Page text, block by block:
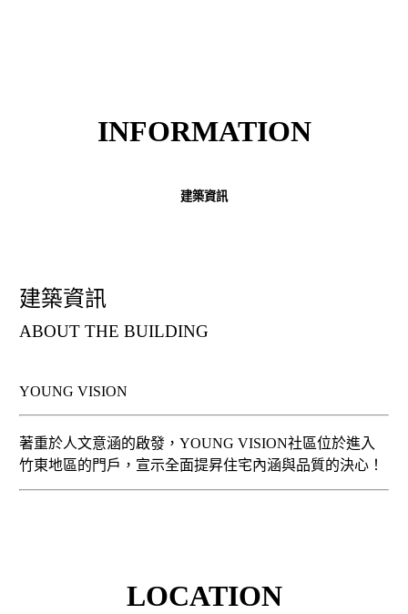
INFORMATION
建築資訊
建築資訊
ABOUT THE BUILDING
YOUNG VISION
著重於人文意涵的啟發，YOUNG VISION社區位於進入
竹東地區的門戶，宣示全面提昇住宅內涵與品質的決心！
LOCATION